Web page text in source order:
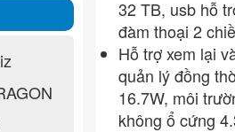
32 TB, usb hỗ
đàm thoại 2
Hỗ trợ xem lại
quản lý đồng
16.7W, môi
không ổ cứng